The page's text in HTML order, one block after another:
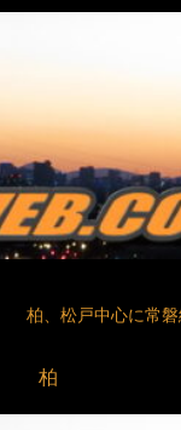
柏、松戸中心に常
柏